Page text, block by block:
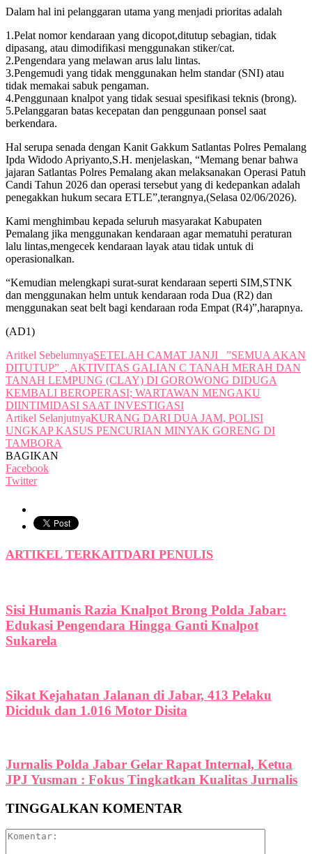
Dalam hal ini pelanggaran utama yang menjadi prioritas adalah
1.Pelat nomor kendaraan yang dicopot,ditutup sebagian, tidak
dipasang, atau dimodifikasi menggunakan stiker/cat.
2.Pengendara yang melawan arus lalu lintas.
3.Pengemudi yang tidak menggunakan helm standar (SNI) atau
tidak memakai sabuk pengaman.
4.Penggunaan knalpot yang tidak sesuai spesifikasi teknis (brong).
5.Pelanggaran batas kecepatan dan penggunaan ponsel saat
berkendara.
Hal serupa senada dengan Kanit Gakkum Satlantas Polres Pemalang
Ipda Widodo Apriyanto,S.H. menjelaskan, “Memang benar bahwa
jajaran Satlantas Polres Pemalang akan melaksanakan Operasi Patuh
Candi Tahun 2026 dan operasi tersebut yang di kedepankan adalah
penegakkan hukum secara ETLE”,terangnya,(Selasa 02/06/2026).
Kami menghimbau kepada seluruh masyarakat Kabupaten
Pemalang jika menggunakan kendaraan agar mematuhi peraturan
lalu lintas,mengecek kendaraan layak atau tidak untuk di
operasionalkan.
“Kemudian melengkapi surat-surat kendaraan seperti SIM,STNK
dan menggunakan helm untuk kendaraan roda Dua (R2) dan
menggunakan seat belt bagi kendaraan roda Empat (R4)”,harapnya.
(AD1)
Aritkel SebelumnyaSETELAH CAMAT JANJI _”SEMUA AKAN
DITUTUP”_, AKTIVITAS GALIAN C TANAH MERAH DAN
TANAH LEMPUNG (CLAY) DI GOROWONG DIDUGA
KEMBALI BEROPERASI; WARTAWAN MENGAKU
DIINTIMIDASI SAAT INVESTIGASI
Artikel SelanjutnyaKURANG DARI DUA JAM, POLISI
UNGKAP KASUS PENCURIAN MINYAK GORENG DI
TAMBORA
BAGIKAN
Facebook
Twitter
ARTIKEL TERKAITDARI PENULIS
Sisi Humanis Razia Knalpot Brong Polda Jabar:
Edukasi Pengendara Hingga Ganti Knalpot
Sukarela
Sikat Kejahatan Jalanan di Jabar, 413 Pelaku
Diciduk dan 1.016 Motor Disita
Jurnalis Polda Jabar Gelar Rapat Internal, Ketua
JPJ Yusman : Fokus Tingkatkan Kualitas Jurnalis
TINGGALKAN KOMENTAR